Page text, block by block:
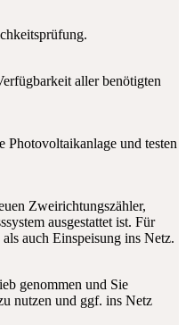
aller benötigten
Photovoltaikanlage und testen
Zweirichtungszähler,
ausgestattet ist. Für
auch Einspeisung ins Netz.
genommen und Sie
nutzen und ggf. ins Netz